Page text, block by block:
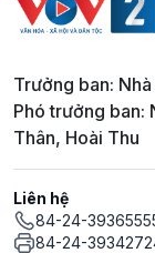
Trưởng ban:
Phó trưởng ban:
Thân, Hoài Thu
Liên hệ
84-24-
84-24-